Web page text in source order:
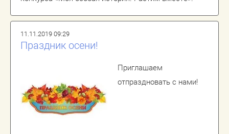
11.11.2019 09:29
Праздник осени!
Приглашаем
отпраздновать с нами!